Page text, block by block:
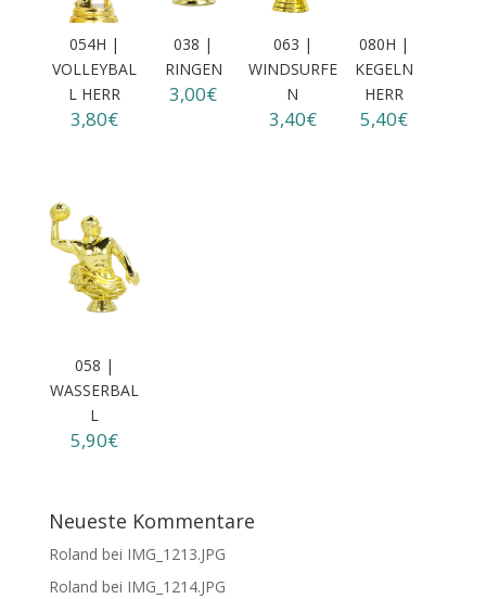
054H |
VOLLEYBAL
L HERR
3,80€
038 |
RINGEN
3,00€
063 |
WINDSURFE
N
3,40€
080H |
KEGELN
HERR
5,40€
058 |
WASSERBAL
L
5,90€
Neueste Kommentare
Roland bei IMG_1213.JPG
Roland bei IMG_1214.JPG